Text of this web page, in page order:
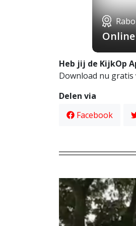
Heb jij de KijkOp
Download nu
Delen via
Facebook